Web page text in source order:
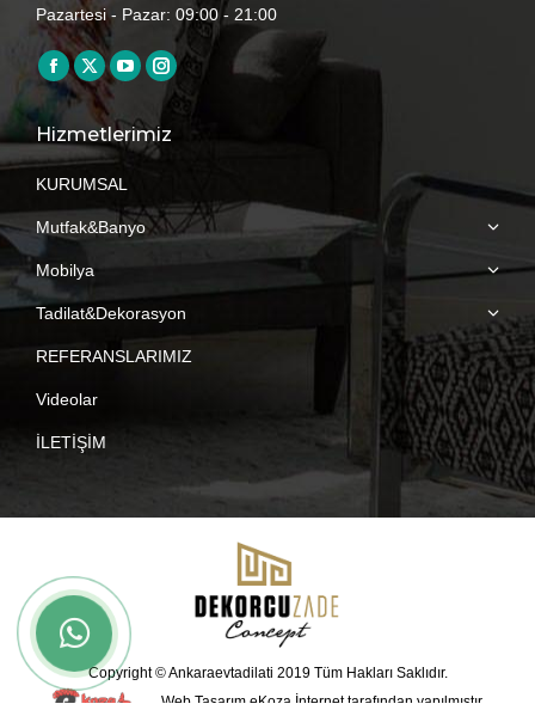
Pazartesi - Pazar: 09:00 - 21:00
Find us on:
Facebook
page
opens
window
X
page
opens
window
YouTube
page
opens
new
window
Instagram
page
opens
new
window
Hizmetlerimiz
KURUMSAL
Mutfak&Banyo
Mobilya
Tadilat&Dekorasyon
REFERANSLARIMIZ
Videolar
İLETİŞİM
Copyright © Ankaraevtadilati 2019 Tüm Hakları Saklıdır.
Web TasarımeKoza İnternet tarafından yapılmıştır.